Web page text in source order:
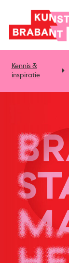
Kennis &
inspiratie